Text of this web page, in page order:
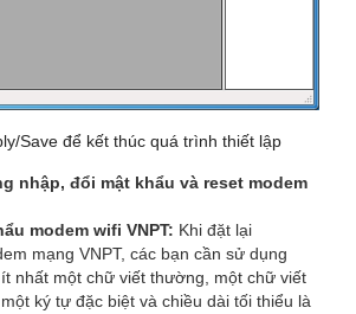
Save để kết thúc quá trình thiết lập
nhập, đổi mật khẩu và reset modem
modem wifi VNPT: Khi đặt lại
mạng VNPT, các bạn cần sử dụng
nhất một chữ viết thường, một chữ viết
ký tự đặc biệt và chiều dài tối thiểu là